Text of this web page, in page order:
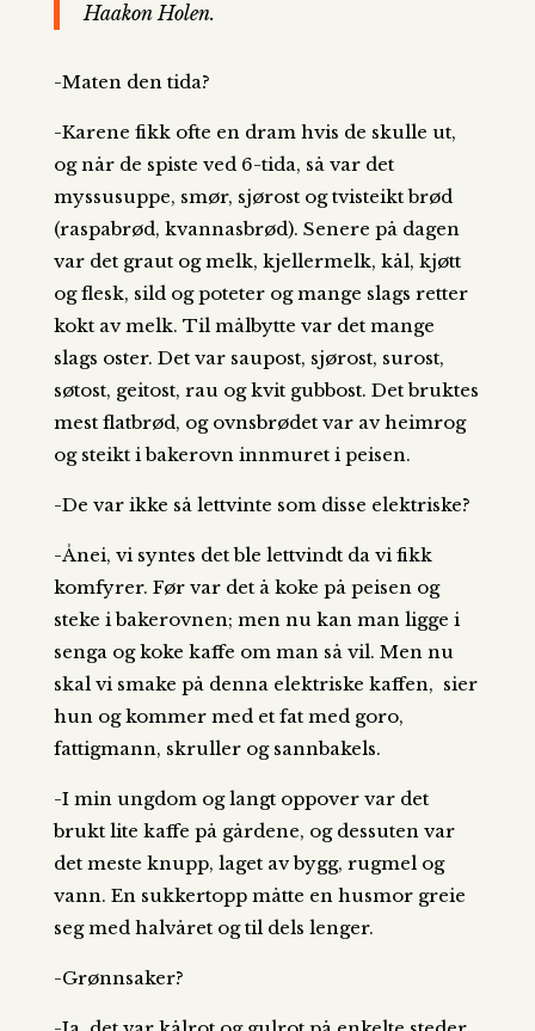
Haakon Holen.
-Maten den tida?
-Karene fikk ofte en dram hvis de skulle ut,
og når de spiste ved 6-tida, så var det
myssusuppe, smør, sjørost og tvisteikt brød
(raspabrød, kvannasbrød). Senere på dagen
var det graut og melk, kjellermelk, kål, kjøtt
og flesk, sild og poteter og mange slags retter
kokt av melk. Til målbytte var det mange
slags oster. Det var saupost, sjørost, surost,
søtost, geitost, rau og kvit gubbost. Det bruktes
mest flatbrød, og ovnsbrødet var av heimrog
og steikt i bakerovn innmuret i peisen.
-De var ikke så lettvinte som disse elektriske?
-Ånei, vi syntes det ble lettvindt da vi fikk
komfyrer. Før var det å koke på peisen og
steke i bakerovnen; men nu kan man ligge i
senga og koke kaffe om man så vil. Men nu
skal vi smake på denna elektriske kaffen, sier
hun og kommer med et fat med goro,
fattigmann, skruller og sannbakels.
-I min ungdom og langt oppover var det
brukt lite kaffe på gårdene, og dessuten var
det meste knupp, laget av bygg, rugmel og
vann. En sukkertopp måtte en husmor greie
seg med halvåret og til dels lenger.
-Grønnsaker?